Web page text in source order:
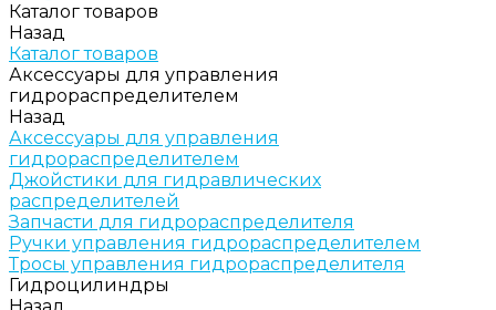
Каталог товаров
Назад
Каталог товаров
Аксессуары для управления
гидрораспределителем
Назад
Аксессуары для управления
гидрораспределителем
Джойстики для гидравлических
распределителей
Запчасти для гидрораспределителя
Ручки управления гидрораспределителем
Тросы управления гидрораспределителя
Гидроцилиндры